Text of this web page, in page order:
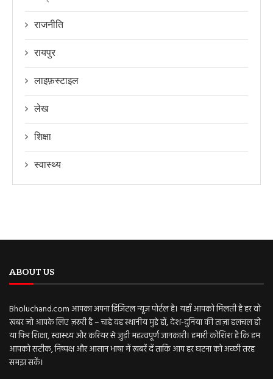
राजनीति
रायपुर
लाइफ़स्टाइल
लेख
शिक्षा
स्वास्थ्य
ABOUT US
Bholuchand.com आपका अपना डिजिटल न्यूज़ पोर्टल है। यहाँ आपको मिलती है हर वो
खबर जो आपके लिए ज़रूरी है – चाहे वह स्थानीय मुद्दे हों, देश-दुनिया की ताज़ा हलचल हो
या फिर शिक्षा, स्वास्थ्य और करियर से जुड़ी महत्वपूर्ण जानकारी। हमारी कोशिश है कि हम
आपको सटीक, निष्पक्ष और आसान भाषा में खबरें दें ताकि आप हर घटना को अच्छी तरह
समझ सकें।